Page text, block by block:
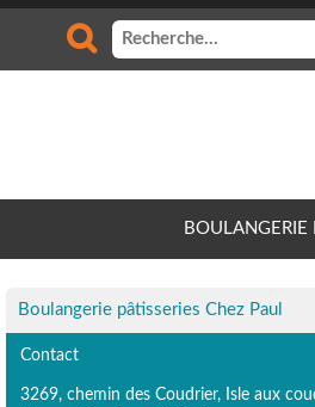
BOULANGERIE
Boulangerie pâtisseries Chez Paul
Contact
3269, chemin des Coudrier, Isle aux